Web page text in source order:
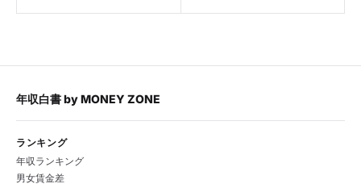
年収白書byMONEY ZONE
ランキング
年収ランキング
男女賃金差